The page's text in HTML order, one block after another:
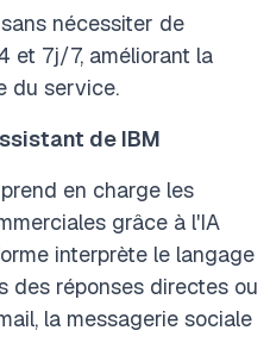
nécessiter de
et 7j/7, améliorant la
du service.
de IBM
en charge les
grâce à l'IA
interprète le langage
des réponses directes ou
la messagerie sociale